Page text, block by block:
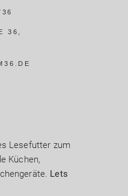
36,
Lesefutter zum
Küchen,
Lets